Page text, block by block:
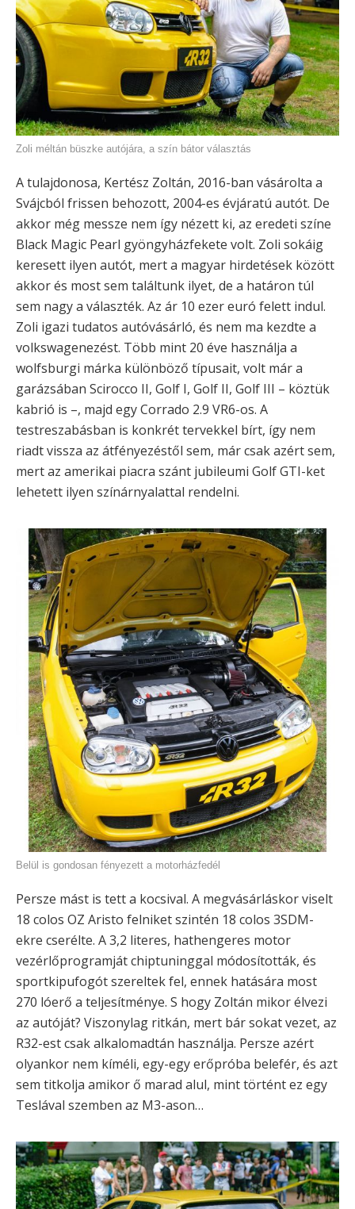
Zoli méltán büszke autójára, a szín bátor választás
A tulajdonosa, Kertész Zoltán, 2016-ban vásárolta a
Svájcból frissen behozott, 2004-es évjáratú autót. De
akkor még messze nem így nézett ki, az eredeti színe
Black Magic Pearl gyöngyházfekete volt. Zoli sokáig
keresett ilyen autót, mert a magyar hirdetések között
akkor és most sem találtunk ilyet, de a határon túl
sem nagy a választék. Az ár 10 ezer euró felett indul.
Zoli igazi tudatos autóvásárló, és nem ma kezdte a
volkswagenezést. Több mint 20 éve használja a
wolfsburgi márka különböző típusait, volt már a
garázsában Scirocco II, Golf I, Golf II, Golf III – köztük
kabrió is –, majd egy Corrado 2.9 VR6-os. A
testreszabásban is konkrét tervekkel bírt, így nem
riadt vissza az átfényezéstől sem, már csak azért sem,
mert az amerikai piacra szánt jubileumi Golf GTI-ket
lehetett ilyen színárnyalattal rendelni.
Belül is gondosan fényezett a motorházfedél
Persze mást is tett a kocsival. A megvásárláskor viselt
18 colos OZ Aristo felniket szintén 18 colos 3SDM-
ekre cserélte. A 3,2 literes, hathengeres motor
vezérlőprogramját chiptuninggal módosították, és
sportkipufogót szereltek fel, ennek hatására most
270 lóerő a teljesítménye. S hogy Zoltán mikor élvezi
az autóját? Viszonylag ritkán, mert bár sokat vezet, az
R32-est csak alkalomadtán használja. Persze azért
olyankor nem kíméli, egy-egy erőpróba belefér, és azt
sem titkolja amikor ő marad alul, mint történt ez egy
Teslával szemben az M3-ason…